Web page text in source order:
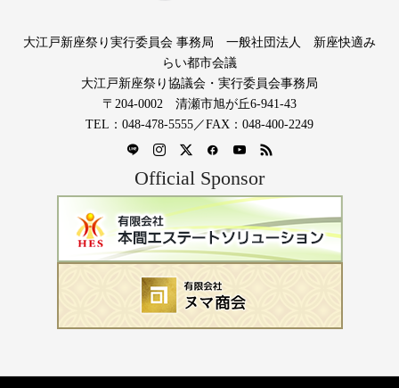
大江戸新座祭り実行委員会 事務局 一般社団法人 新座快適み
らい都市会議
大江戸新座祭り協議会・実行委員会事務局
〒204-0002 清瀬市旭が丘6-941-43
TEL：048-478-5555／FAX：048-400-2249
Official Sponsor